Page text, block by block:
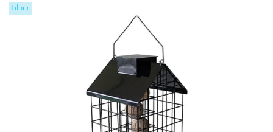
Tilbud